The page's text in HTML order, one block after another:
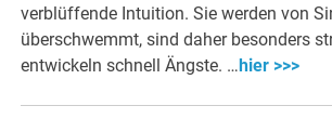
verblüffende Intuition. Sie werden von
überschwemmt, sind daher besonders
entwickeln schnell Ängste. …hier >>>